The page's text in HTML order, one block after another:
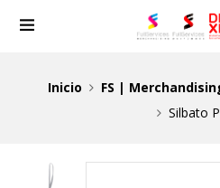
Inicio FS |
Silbato